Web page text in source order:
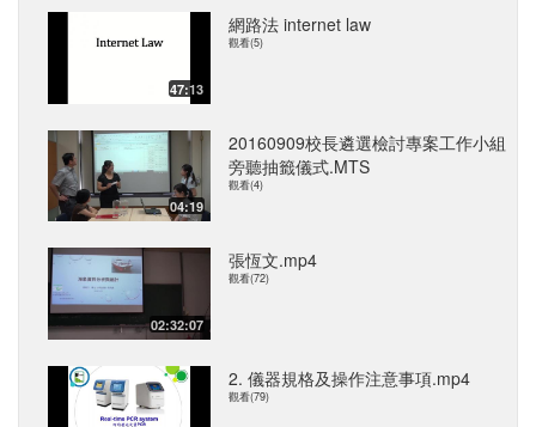
47:13
網路法 internet law
觀看(5)
04:19
20160909校長遴選檢討專案工作小組
旁聽抽籤儀式.MTS
觀看(4)
02:32:07
張恆文.mp4
觀看(72)
2. 儀器規格及操作注意事項.mp4
觀看(79)